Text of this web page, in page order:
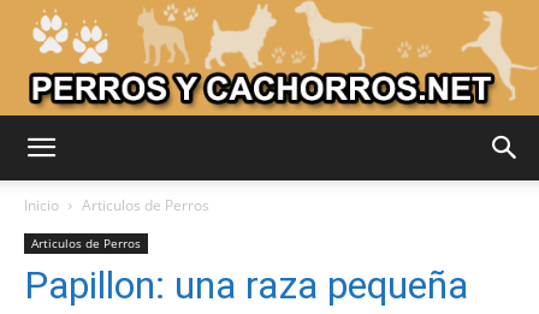
Perros
Inicio Articulos de Perros
Articulos de Perros
Papillon: una raza pequeña